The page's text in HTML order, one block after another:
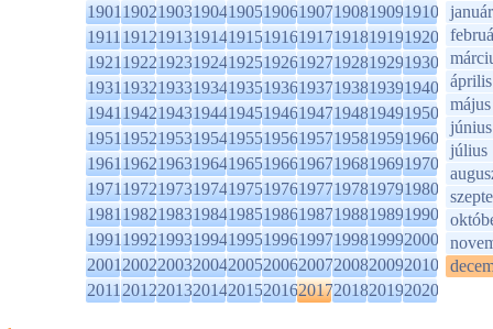
1901190219031904190519061907190819091910
1911191219131914191519161917191819191920
1921192219231924192519261927192819291930
1931193219331934193519361937193819391940
1941194219431944194519461947194819491950
1951195219531954195519561957195819591960
1961196219631964196519661967196819691970
1971197219731974197519761977197819791980
1981198219831984198519861987198819891990
1991199219931994199519961997199819992000
2001200220032004200520062007200820092010
2011201220132014201520162017201820192020
január
április
május
június
július